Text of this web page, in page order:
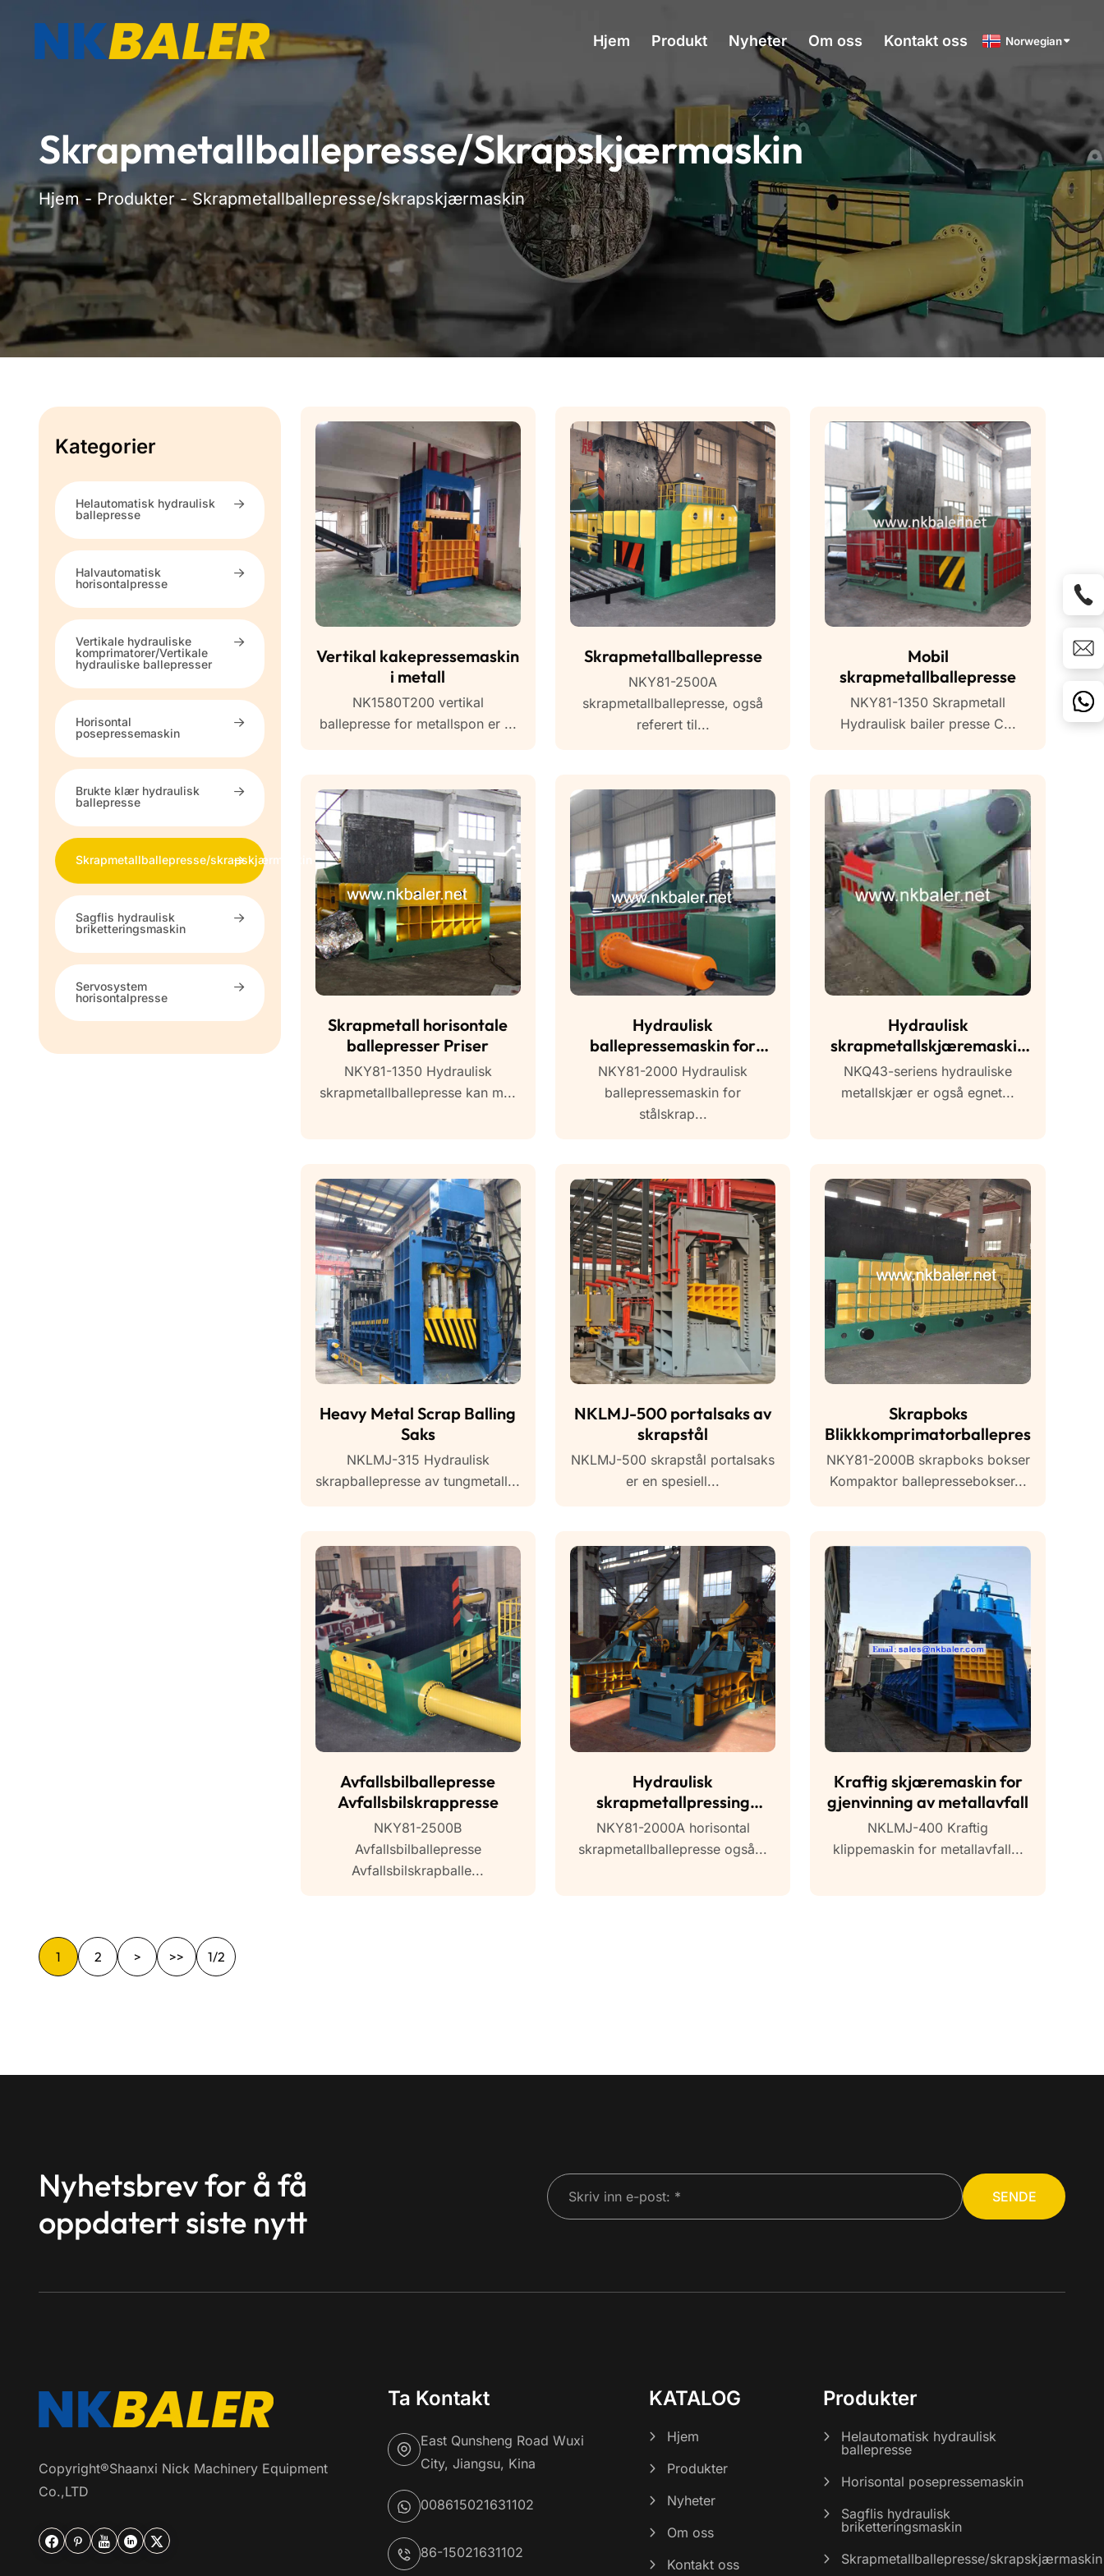
Hjem Produkt Nyheter Om oss Kontakt oss Norwegian
Skrapmetallballepresse/skrapskjærmaskin
Hjem- Produkter-Skrapmetallballepresse/skrapskjærmaskin
Kategorier
Helautomatisk hydraulisk
ballepresse
Halvautomatisk
horisontalpresse
Vertikale hydrauliske
komprimatorer/Vertikale
hydrauliske ballepresser
Horisontal
posepressemaskin
Brukte klær hydraulisk
ballepresse
Skrapmetallballepresse/skrapskjærmaskin
Sagflis hydraulisk
briketteringsmaskin
Servosystem
horisontalpresse
Vertikal kakepressemaskin
i metall
NK1580T200 vertikal
ballepresse for metallspon er ...
Skrapmetallballepresse
NKY81-2500A
skrapmetallballepresse, også
referert til...
Mobil
skrapmetallballepresse
NKY81-1350 Skrapmetall
Hydraulisk bailer presse C...
Skrapmetall horisontale
ballepresser Priser
NKY81-1350 Hydraulisk
skrapmetallballepresse kan m...
Hydraulisk
ballepressemaskin for
stålskrap
NKY81-2000 Hydraulisk
ballepressemaskin for
stålskrap...
Hydraulisk
skrapmetallskjæremaskin
for stålskjær
NKQ43-seriens hydrauliske
metallskjær er også egnet...
Heavy Metal Scrap Balling
Saks
NKLMJ-315 Hydraulisk
skrapballepresse av tungmetall...
NKLMJ-500 portalsaks av
skrapstål
NKLMJ-500 skrapstål portalsaks
er en spesiell...
Skrapboks
Blikkkomprimatorballepresse
NKY81-2000B skrapboks bokser
Kompaktor ballepressebokser...
Avfallsbilballepresse
Avfallsbilskrappresse
NKY81-2500B
Avfallsbilballepresse
Avfallsbilskrapballe...
Hydraulisk
skrapmetallpressing
resirkuleringsmaskin
ballepresser NKY81-
2000A
NKY81-2000A horisontal
skrapmetallballepresse også...
Kraftig skjæremaskin for
gjenvinning av metallavfall
NKLMJ-400 Kraftig
klippemaskin for metallavfall...
1 2 > >> 1/2
Nyhetsbrev for å få
oppdatert siste nytt
Copyright®Shaanxi Nick Machinery Equipment
Co.,LTD
    
Ta Kontakt
East Qunsheng Road Wuxi
City, Jiangsu, Kina
008615021631102
86-15021631102
KATALOG
Hjem
Produkter
Nyheter
Om oss
Kontakt oss
Produkter
Helautomatisk hydraulisk
ballepresse
Horisontal posepressemaskin
Sagflis hydraulisk
briketteringsmaskin
Skrapmetallballepresse/skrapskjærmaskin